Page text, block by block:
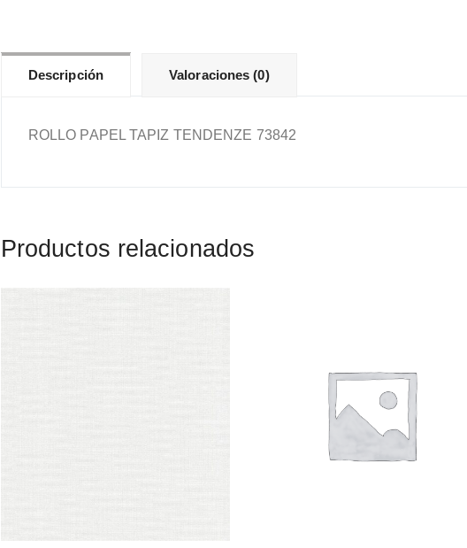
Descripción Valoraciones (0)
ROLLO PAPEL TAPIZ TENDENZE 73842
Productos relacionados